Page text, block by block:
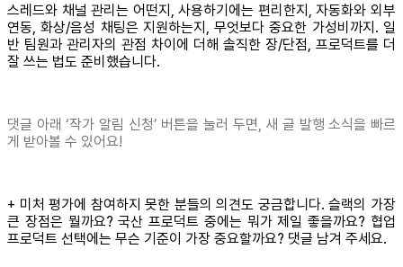
스레드와 채널 관리는 어떤지, 사용하기에는 편리한지, 자동화와 외부
연동, 화상/음성 채팅은 지원하는지, 무엇보다 중요한 가성비까지. 일
반 팀원과 관리자의 관점 차이에 더해 솔직한 장/단점, 프로덕트를 더
잘 쓰는 법도 준비했습니다.
댓글 아래 ‘작가 알림 신청’ 버튼을 눌러 두면, 새 글 발행 소식을 빠르
게 받아볼 수 있어요!
+ 미처 평가에 참여하지 못한 분들의 의견도 궁금합니다. 슬랙의 가장
큰 장점은 뭘까요? 국산 프로덕트 중에는 뭐가 제일 좋을까요? 협업
프로덕트 선택에는 무슨 기준이 가장 중요할까요? 댓글 남겨 주세요.